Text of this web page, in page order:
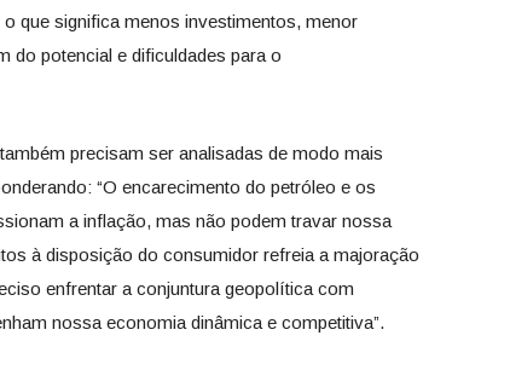
que significa menos investimentos, menor
do potencial e dificuldades para o
precisam ser analisadas de modo mais
“O encarecimento do petróleo e os
a inflação, mas não podem travar nossa
à disposição do consumidor refreia a majoração
enfrentar a conjuntura geopolítica com
nossa economia dinâmica e competitiva”.